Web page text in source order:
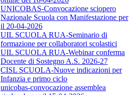
UNICOBAS-Convocazione sciopero
Nazionale Scuola con Manifestazione per
il 20-04-2026
UIL SCUOLA RUA-Seminario di
formazione per collaboratori scolastici
UIL SCUOLA RUA-Webinar conferma
Docente di Sostegno A.S. 2026-27
CISL SCUOLA-Nuove indicazioni per
Infanzia e primo ciclo
unicobas-convocazione assemblea